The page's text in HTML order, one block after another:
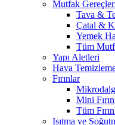
Mutfak
Tava &
Çatal &
Yemek
Tüm
Yapı Aletleri
Hava
Fırınlar
Mini
Tüm
Isıtma ve